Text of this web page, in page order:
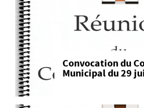
Convocation du
Municipal du 29